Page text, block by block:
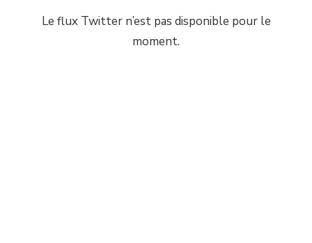
Le flux Twitter n’est pas disponible pour le
moment.